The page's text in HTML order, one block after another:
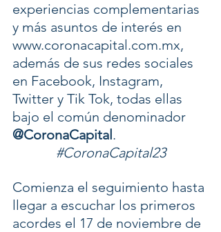
experiencias complementarias
y más asuntos de interés en
www.coronacapital.com.mx,
además de sus redes sociales
en Facebook, Instagram,
Twitter y Tik Tok, todas ellas
bajo el común denominador
@CoronaCapital.
#CoronaCapital23
Comienza el seguimiento hasta
llegar a escuchar los primeros
acordes el 17 de noviembre de